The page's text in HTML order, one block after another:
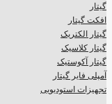
گیتار
افکت گیتار
گیتار الکتریک
گیتار کلاسیک
گیتار آکوستیک
آمپلی فایر گیتار
تجهیزات استودیویی